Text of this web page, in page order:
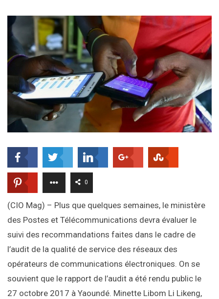
0
(CIO Mag) – Plus que quelques semaines, le ministère
des Postes et Télécommunications devra évaluer le
suivi des recommandations faites dans le cadre de
l’audit de la qualité de service des réseaux des
opérateurs de communications électroniques. On se
souvient que le rapport de l’audit a été rendu public le
27 octobre 2017 à Yaoundé. Minette Libom Li Likeng,